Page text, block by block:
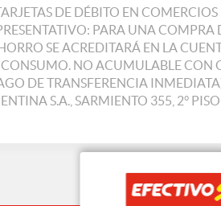
DE DÉBITO EN
PARA UNA COMPRA
SE ACREDITARÁ EN LA
NO ACUMULABLE
DE TRANSFERENCIA
S.A., SARMIENTO 355, 2°